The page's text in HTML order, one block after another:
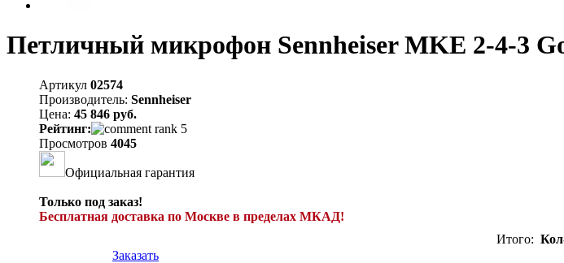
Петличный микрофон Sennheiser MKE 2-4-3
Артикул 02574
Производитель: Sennheiser
Цена: 45 846 руб.
Рейтинг:
Просмотров 4045
Официальная гарантия
Только под заказ!
Бесплатная доставка по Москве в пределах МКАД!
Итого:
Заказать